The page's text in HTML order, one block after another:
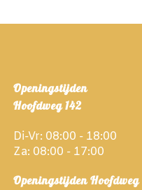
Openingstijden
Hoofdweg 142
Di-Vr: 08:00 - 18:00
Za: 08:00 - 17:00
Openingstijden Hoofdweg